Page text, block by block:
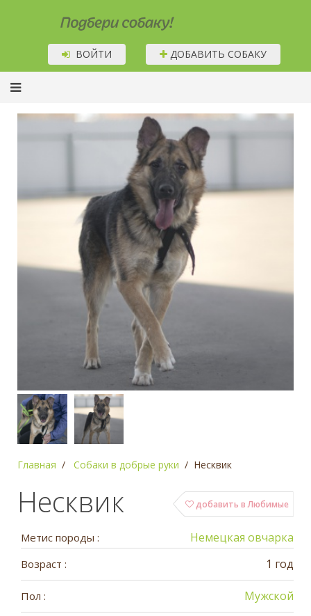
Подбери собаку!
ВОЙТИ ДОБАВИТЬ СОБАКУ
Главная Собаки в добрые руки Несквик
добавить в Любимые
Несквик
Метис породы : Немецкая овчарка
Возраст : 1 год
Пол : Мужской